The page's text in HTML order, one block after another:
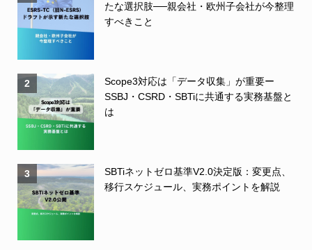
たな選択肢──親会社・欧州子会社が今整理
すべきこと
2
Scope3対応は「データ収集」が重要ー
SSBJ・CSRD・SBTiに共通する実務基盤と
は
3
SBTiネットゼロ基準V2.0決定版：変更点、
移行スケジュール、実務ポイントを解説